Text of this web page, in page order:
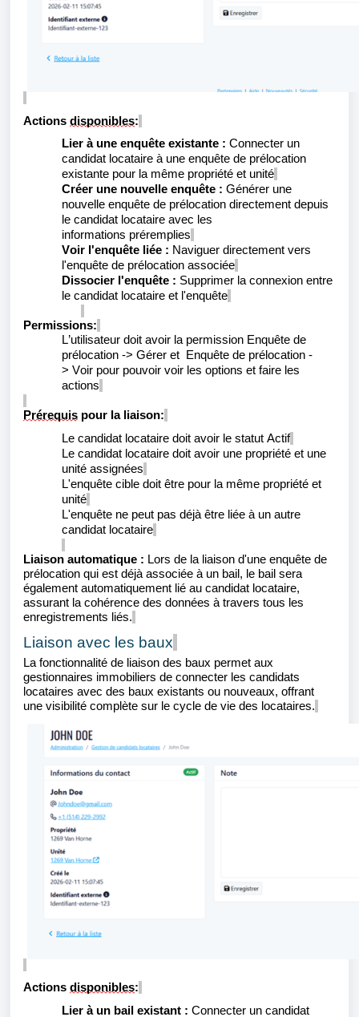
Actions disponibles:
Lier à une enquête existante : Connecter un
candidat locataire à une enquête de prélocation
existante pour la même propriété et unité
Créer une nouvelle enquête : Générer une
nouvelle enquête de prélocation directement depuis
le candidat locataire avec les
informations préremplies
Voir l'enquête liée : Naviguer directement vers
l'enquête de prélocation associée
Dissocier l'enquête : Supprimer la connexion entre
le candidat locataire et l'enquête
Permissions:
L’utilisateur doit avoir la permission Enquête de
prélocation -> Gérer et
Enquête de prélocation -
> Voir pour pouvoir voir les options et faire les
actions
Prérequis pour la liaison:
Le candidat locataire doit avoir le statut Actif
Le candidat locataire doit avoir une propriété et une
unité assignées
L'enquête cible doit être pour la même propriété et
unité
L'enquête ne peut pas déjà être liée à un autre
candidat locataire
Liaison automatique : Lors de la liaison d'une enquête de
prélocation qui est déjà associée à un bail, le bail sera
également automatiquement lié au candidat locataire,
assurant la cohérence des données à travers tous les
enregistrements liés.
Liaison avec les baux
La fonctionnalité de liaison des baux permet aux
gestionnaires immobiliers de connecter les candidats
locataires avec des baux existants ou nouveaux, offrant
une visibilité complète sur le cycle de vie des locataires.
Actions disponibles:
Lier à un bail existant : Connecter un candidat